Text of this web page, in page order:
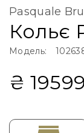
Pasquale
Кольє
Модель:
₴